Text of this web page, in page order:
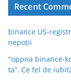
Recent
binance US-
nepoții
"oppna binance-
ta”. Ce fel de